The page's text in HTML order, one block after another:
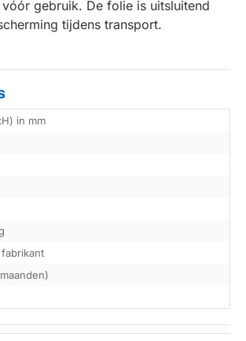
gebruik. De folie is uitsluitend
tijdens transport.
in mm